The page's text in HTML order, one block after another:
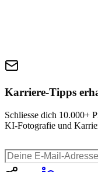
Karriere-Tipps
Schliesse dich 10.000+
KI-Fotografie und